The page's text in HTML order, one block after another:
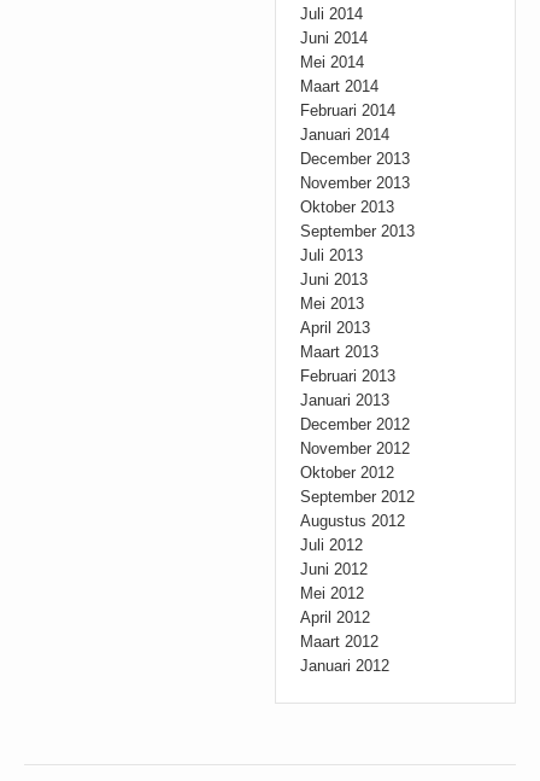
Juli 2014
Juni 2014
Mei 2014
Maart 2014
Februari 2014
Januari 2014
December 2013
November 2013
Oktober 2013
September 2013
Juli 2013
Juni 2013
Mei 2013
April 2013
Maart 2013
Februari 2013
Januari 2013
December 2012
November 2012
Oktober 2012
September 2012
Augustus 2012
Juli 2012
Juni 2012
Mei 2012
April 2012
Maart 2012
Januari 2012